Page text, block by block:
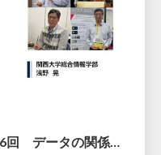
2026年度春学期 統計学 第6回 データの関係を知る（１）ー 相関関係 (2026. 5. 14)